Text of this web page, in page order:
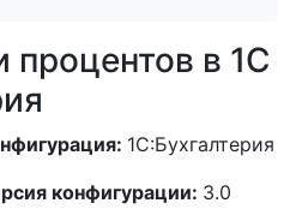
процентов в 1С
1С:Бухгалтерия
конфигурации: 3.0